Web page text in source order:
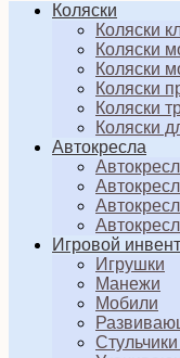
Коляски
Коляски
Коляски
Коляски
Коляски
Коляски
Коляски
Автокресла
Игровой
Игрушки
Манежи
Мобили